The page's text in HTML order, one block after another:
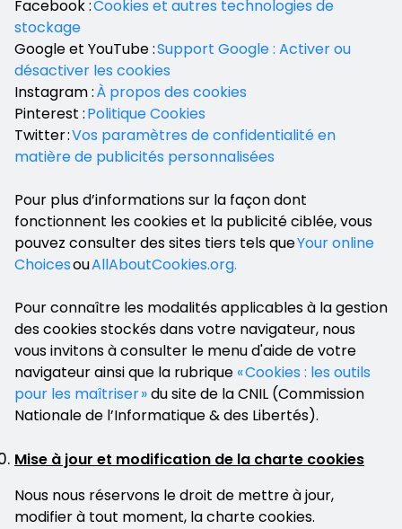
Facebook :Cookies et autres technologies de
stockage
Google et YouTube :Support Google : Activer ou
désactiver les cookies
Instagram :À propos des cookies
Pinterest :Politique Cookies
Twitter :Vos paramètres de confidentialité en
matière de publicités personnalisées
Pour plus d’informations sur la façon dont
fonctionnent les cookies et la publicité ciblée, vous
pouvez consulter des sites tiers tels queYour online
ChoicesouAllAboutCookies.org.
Pour connaître les modalités applicables à la gestion
des cookies stockés dans votre navigateur, nous
vous invitons à consulter le menu d'aide de votre
navigateur ainsi que la rubrique « Cookies : les outils
pour les maîtriser »du site de la CNIL (Commission
Nationale de l’Informatique & des Libertés).
Mise à jour et modification de la charte cookies
Nous nous réservons le droit de mettre à jour,
modifier à tout moment, la charte cookies.